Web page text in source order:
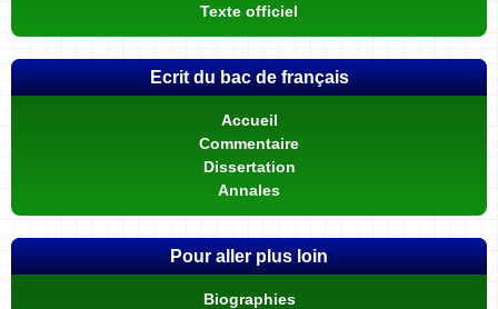
Texte officiel
Ecrit du bac de français
Accueil
Commentaire
Dissertation
Annales
Pour aller plus loin
Biographies